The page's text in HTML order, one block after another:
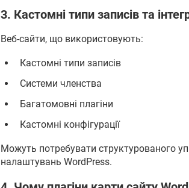
3. Кастомні типи записів та
Веб-сайти, що використовують:
Кастомні типи записів
Системи членства
Багатомовні плагіни
Кастомні конфігурації
Можуть потребувати структурованого
налаштувань WordPress.